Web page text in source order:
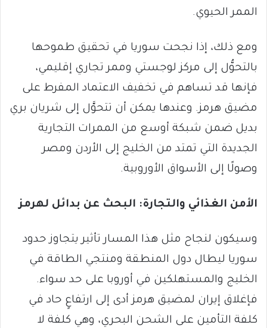
الممر الحيوي.
ومع ذلك، إذا نجحت سوريا في تحقيق طموحها
بالتحوُّل إلى مركز لوجستي وممر تجاري إقليمي،
فإنها قد تساهم في تخفيف الاعتماد المفرط على
مضيق هرمز. وعندها يمكن أن تتحوَّل إلى شريان بري
بديل ضمن شبكة أوسع من الممرات التجارية
الجديدة التي تمتد من الخليج إلى الأردن ومصر
وصولًا إلى الأسواق الأوروبية.
الأمن الغذائي والتجارة: البحث عن بدائل لهرمز
وسيكون لنجاح مثل هذا المسار تأثير يتجاوز حدود
سوريا ليطال دول المنطقة ومنتجي الطاقة في
الخليج والمستهلكين في أوروبا على حد سواء.
فإغلاق إيران لمضيق هرمز أدى إلى ارتفاعٍ حاد في
كلفة التأمين على الشحن البحري، وهي كلفة لا